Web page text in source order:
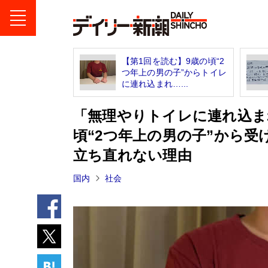
【第1回を読む】9歳の頃“2
つ年上の男の子”からトイレ
に連れ込まれ…...
「無理やりトイレに連れ込
頃“2つ年上の男の子”から受
立ち直れない理由
国内 社会